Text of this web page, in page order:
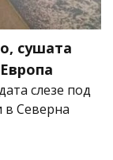
сушата
слезе под
в Северна